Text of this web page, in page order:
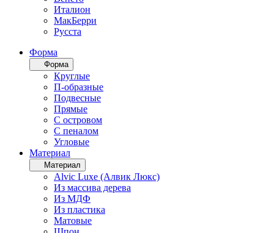
Италион
МакБерри
Русста
Форма
Форма
Круглые
П-образные
Подвесные
Прямые
С островом
С пеналом
Угловые
Материал
Материал
Alvic Luxe (Алвик Люкс)
Из массива дерева
Из МДФ
Из пластика
Матовые